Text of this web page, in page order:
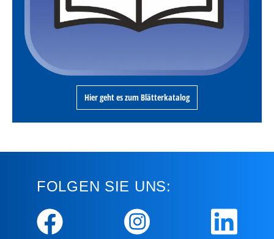
Hier geht es zum Blätterkatalog
FOLGEN SIE UNS: